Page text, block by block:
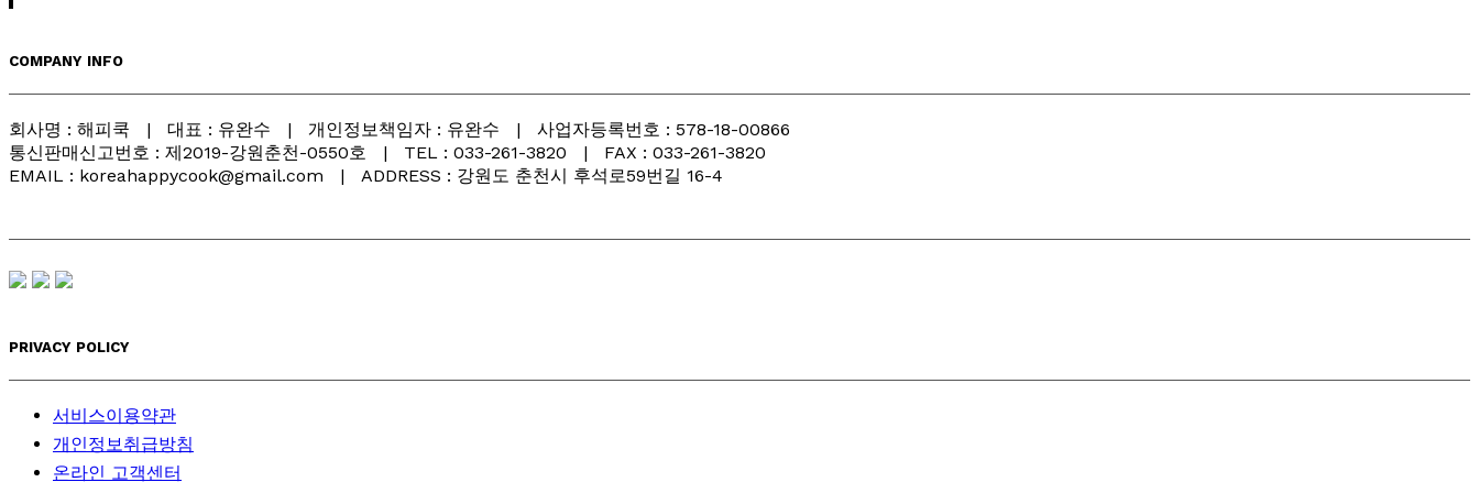
COMPANY INFO
회사명 : 해피쿡 | 대표 : 유완수 | 개인정보책임자 : 유완수 | 사업자등록번호 : 578-18-00866
통신판매신고번호 : 제2019-강원춘천-0550호 | TEL : 033-261-3820 | FAX : 033-261-3820
EMAIL : koreahappycook@gmail.com | ADDRESS : 강원도 춘천시 후석로59번길 16-4
PRIVACY POLICY
서비스이용약관
개인정보취급방침
온라인 고객센터